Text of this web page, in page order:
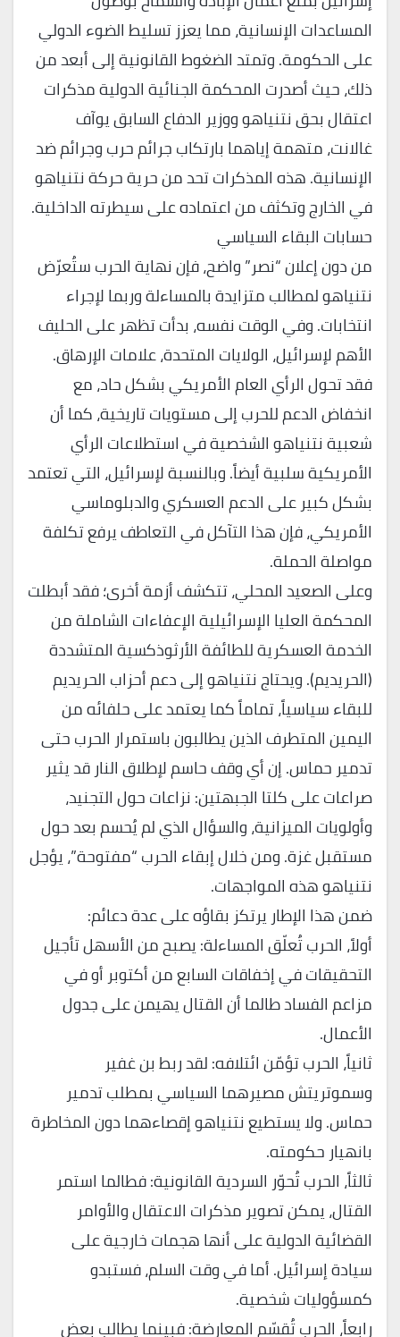
المساعدات الإنسانية، مما يعزز تسليط الضوء الدولي
على الحكومة. وتمتد الضغوط القانونية إلى أبعد من
ذلك، حيث أصدرت المحكمة الجنائية الدولية مذكرات
اعتقال بحق نتنياهو ووزير الدفاع السابق يوآف
غالانت، متهمة إياهما بارتكاب جرائم حرب وجرائم ضد
الإنسانية. هذه المذكرات تحد من حرية حركة نتنياهو
في الخارج وتكثف من اعتماده على سيطرته الداخلية.
حسابات البقاء السياسي
من دون إعلان “نصر” واضح، فإن نهاية الحرب ستُعرّض
نتنياهو لمطالب متزايدة بالمساءلة وربما لإجراء
انتخابات. وفي الوقت نفسه، بدأت تظهر على الحليف
الأهم لإسرائيل، الولايات المتحدة، علامات الإرهاق.
فقد تحول الرأي العام الأمريكي بشكل حاد، مع
انخفاض الدعم للحرب إلى مستويات تاريخية، كما أن
شعبية نتنياهو الشخصية في استطلاعات الرأي
الأمريكية سلبية أيضاً. وبالنسبة لإسرائيل، التي تعتمد
بشكل كبير على الدعم العسكري والدبلوماسي
الأمريكي، فإن هذا التآكل في التعاطف يرفع تكلفة
مواصلة الحملة.
وعلى الصعيد المحلي، تتكشف أزمة أخرى؛ فقد أبطلت
المحكمة العليا الإسرائيلية الإعفاءات الشاملة من
الخدمة العسكرية للطائفة الأرثوذكسية المتشددة
(الحريديم). ويحتاج نتنياهو إلى دعم أحزاب الحريديم
للبقاء سياسياً، تماماً كما يعتمد على حلفائه من
اليمين المتطرف الذين يطالبون باستمرار الحرب حتى
تدمير حماس. إن أي وقف حاسم لإطلاق النار قد يثير
صراعات على كلتا الجبهتين: نزاعات حول التجنيد،
وأولويات الميزانية، والسؤال الذي لم يُحسم بعد حول
مستقبل غزة. ومن خلال إبقاء الحرب “مفتوحة”، يؤجل
نتنياهو هذه المواجهات.
ضمن هذا الإطار يرتكز بقاؤه على عدة دعائم:
أولاً، الحرب تُعلّق المساءلة: يصبح من الأسهل تأجيل
التحقيقات في إخفاقات السابع من أكتوبر أو في
مزاعم الفساد طالما أن القتال يهيمن على جدول
الأعمال.
ثانياً، الحرب تؤمّن ائتلافه: لقد ربط بن غفير
وسموتريتش مصيرهما السياسي بمطلب تدمير
حماس. ولا يستطيع نتنياهو إقصاءهما دون المخاطرة
بانهيار حكومته.
ثالثاً، الحرب تُحوّر السردية القانونية: فطالما استمر
القتال، يمكن تصوير مذكرات الاعتقال والأوامر
القضائية الدولية على أنها هجمات خارجية على
سيادة إسرائيل. أما في وقت السلم، فستبدو
كمسؤوليات شخصية.
رابعاً، الحرب تُقسّم المعارضة: فبينما يطالب بعض